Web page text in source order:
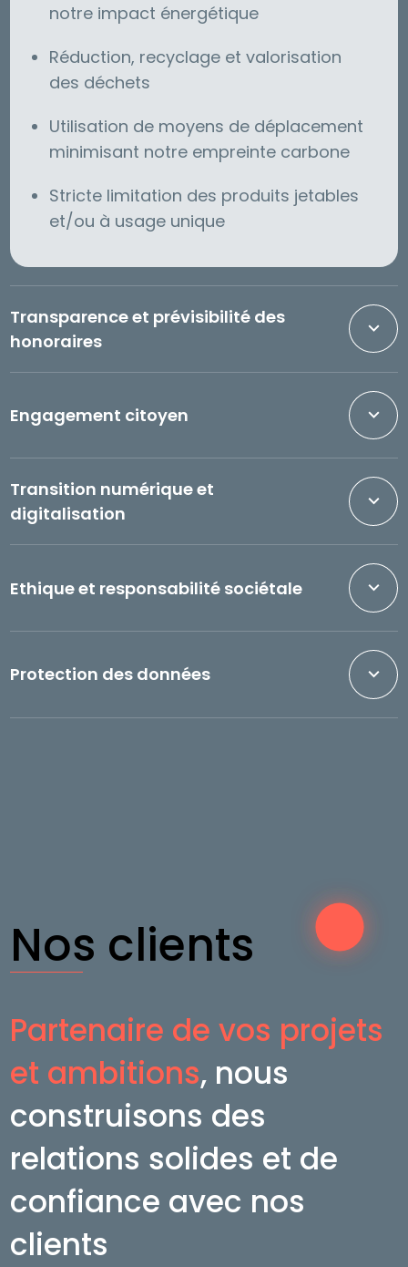
notre impact énergétique
Réduction, recyclage et valorisation
des déchets
Utilisation de moyens de déplacement
minimisant notre empreinte carbone
Stricte limitation des produits jetables
et/ou à usage unique
Transparence et prévisibilité des
honoraires
Engagement citoyen
Transition numérique et
digitalisation
Ethique et responsabilité sociétale
Protection des données
Nos clients
Partenaire de vos projets
et ambitions, nous
construisons des
relations solides et de
confiance avec nos
clients